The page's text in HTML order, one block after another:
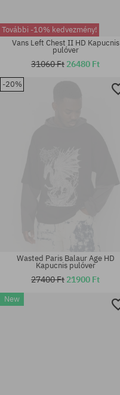
Elérhető méretek:
Elérhető méretek:
További -10% kedvezmény!
Vans Left Chest II HD Kapucnis
pulóver
31060 Ft 26480 Ft
-20%
Wasted Paris Balaur Age HD
Kapucnis pulóver
27400 Ft 21900 Ft
New